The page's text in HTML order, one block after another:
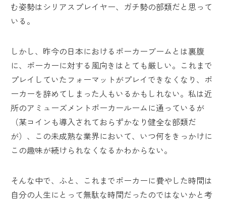
む姿勢はシリアスプレイヤー、ガチ勢の部類だと思って
いる。
しかし、昨今の日本におけるポーカーブームとは裏腹
に、ポーカーに対する風向きはとても厳しい。これまで
プレイしていたフォーマットがプレイできなくなり、ポ
ーカーを辞めてしまった人もいるかもしれない。私は近
所のアミューズメントポーカールームに通っているが
（某コインも導入されておらずかなり健全な部類だ
が）、この未成熟な業界において、いつ何をきっかけに
この趣味が続けられなくなるかわからない。
そんな中で、ふと、これまでポーカーに費やした時間は
自分の人生にとって無駄な時間だったのではないかと考